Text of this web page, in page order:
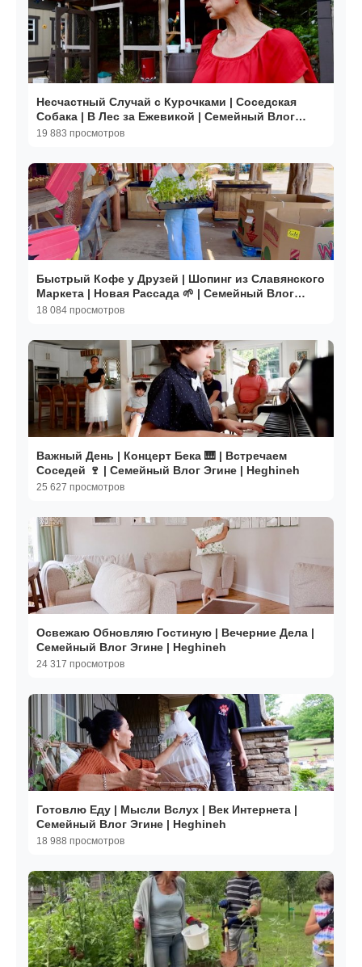
Несчастный Случай с Курочками | Соседская
Собака | В Лес за Ежевикой | Семейный Влог
Эгине
19 883 просмотров
Быстрый Кофе у Друзей | Шопинг из Славянского
Маркета | Новая Рассада 🌱 | Семейный Влог
Эгине
18 084 просмотров
Важный День | Концерт Бека 🎹 | Встречаем
Соседей 🍷 | Семейный Влог Эгине | Heghineh
25 627 просмотров
Освежаю Обновляю Гостиную | Вечерние Дела |
Семейный Влог Эгине | Heghineh
24 317 просмотров
Готовлю Еду | Мысли Вслух | Век Интернета |
Семейный Влог Эгине | Heghineh
18 988 просмотров